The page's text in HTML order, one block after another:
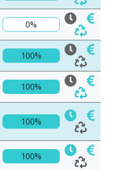
0%
100%
100%
100%
100%